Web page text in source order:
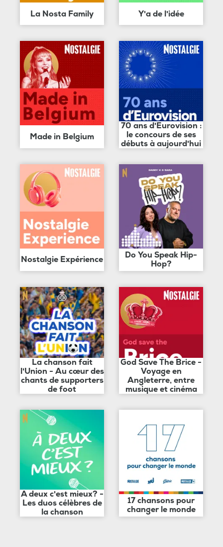
La Nosta Family Y'a de l'idée
Made in Belgium
70 ans d'Eurovision :
le concours de ses
débuts à aujourd'hui
Nostalgie Expérience
Do You Speak Hip-
Hop?
La chanson fait
l'Union - Au cœur des
chants de supporters
de foot
God Save The Brice -
Voyage en
Angleterre, entre
musique et cinéma
A deux c'est mieux? -
Les duos célèbres de
la chanson
17 chansons pour
changer le monde